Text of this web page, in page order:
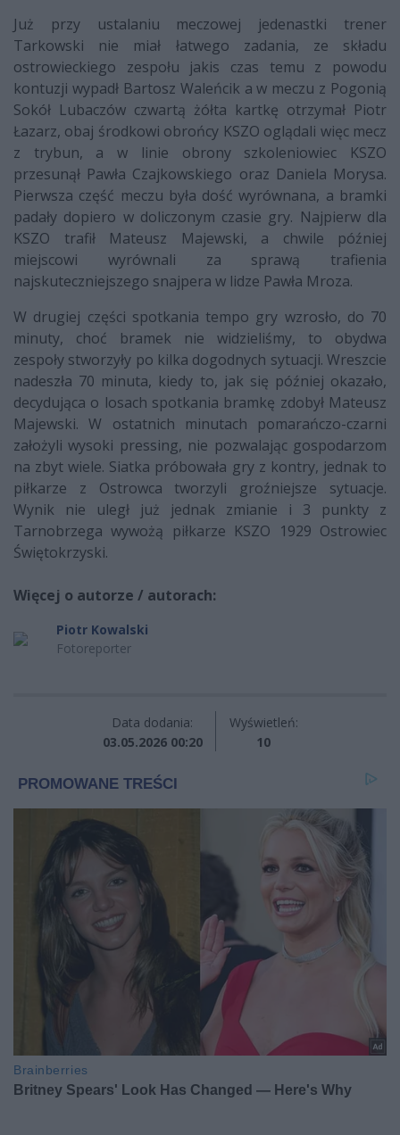
Już przy ustalaniu meczowej jedenastki trener
Tarkowski nie miał łatwego zadania, ze składu
ostrowieckiego zespołu jakis czas temu z powodu
kontuzji wypadł Bartosz Waleńcik a w meczu z Pogonią
Sokół Lubaczów czwartą żółta kartkę otrzymał Piotr
Łazarz, obaj środkowi obrońcy KSZO oglądali więc mecz
z trybun, a w linie obrony szkoleniowiec KSZO
przesunął Pawła Czajkowskiego oraz Daniela Morysa.
Pierwsza część meczu była dość wyrównana, a bramki
padały dopiero w doliczonym czasie gry. Najpierw dla
KSZO trafił Mateusz Majewski, a chwile później
miejscowi wyrównali za sprawą trafienia
najskuteczniejszego snajpera w lidze Pawła Mroza.
W drugiej części spotkania tempo gry wzrosło, do 70
minuty, choć bramek nie widzieliśmy, to obydwa
zespoły stworzyły po kilka dogodnych sytuacji. Wreszcie
nadeszła 70 minuta, kiedy to, jak się później okazało,
decydująca o losach spotkania bramkę zdobył Mateusz
Majewski. W ostatnich minutach pomarańczo-czarni
założyli wysoki pressing, nie pozwalając gospodarzom
na zbyt wiele. Siatka próbowała gry z kontry, jednak to
piłkarze z Ostrowca tworzyli groźniejsze sytuacje.
Wynik nie uległ już jednak zmianie i 3 punkty z
Tarnobrzega wywożą piłkarze KSZO 1929 Ostrowiec
Świętokrzyski.
Więcej o autorze / autorach:
Piotr Kowalski
Fotoreporter
Data dodania:
03.05.2026 00:20
Wyświetleń:
10